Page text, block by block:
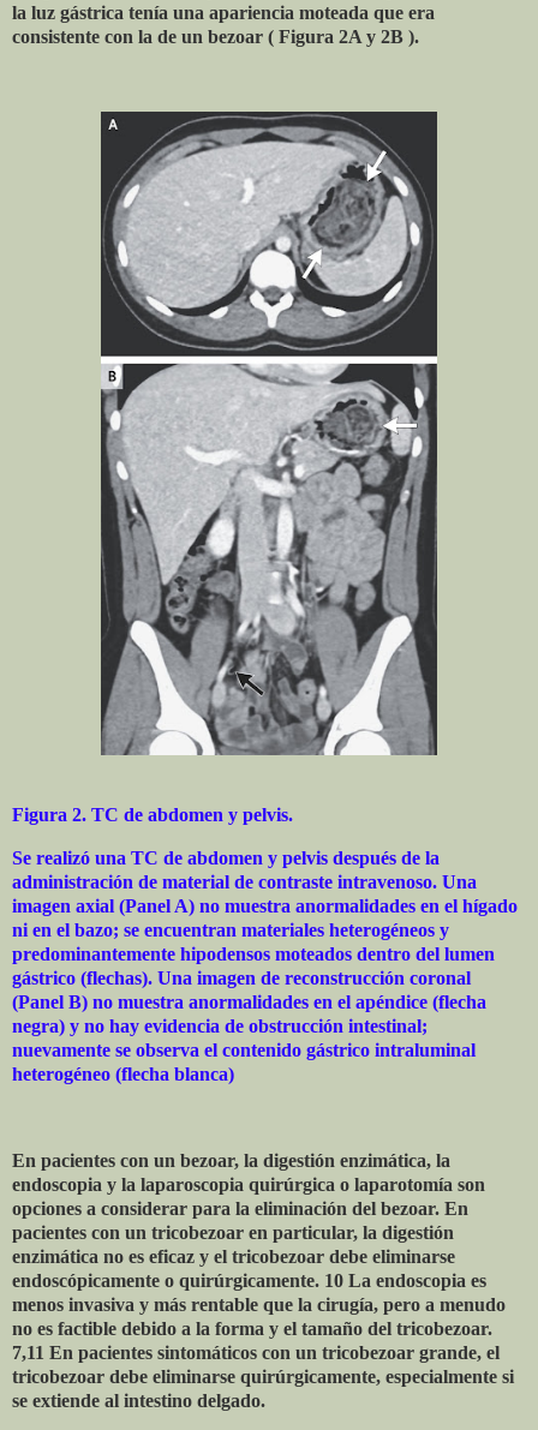
la luz gástrica tenía una apariencia moteada que era
consistente con la de un bezoar ( Figura 2A y 2B ).
Figura 2. TC de abdomen y pelvis.
Se realizó una TC de abdomen y pelvis después de la
administración de material de contraste intravenoso. Una
imagen axial (Panel A) no muestra anormalidades en el hígado
ni en el bazo; se encuentran materiales heterogéneos y
predominantemente hipodensos moteados dentro del lumen
gástrico (flechas). Una imagen de reconstrucción coronal
(Panel B) no muestra anormalidades en el apéndice (flecha
negra) y no hay evidencia de obstrucción intestinal;
nuevamente se observa el contenido gástrico intraluminal
heterogéneo (flecha blanca)
En pacientes con un bezoar, la digestión enzimática, la
endoscopia y la laparoscopia quirúrgica o laparotomía son
opciones a considerar para la eliminación del bezoar. En
pacientes con un tricobezoar en particular, la digestión
enzimática no es eficaz y el tricobezoar debe eliminarse
endoscópicamente o quirúrgicamente. 10 La endoscopia es
menos invasiva y más rentable que la cirugía, pero a menudo
no es factible debido a la forma y el tamaño del tricobezoar.
7,11 En pacientes sintomáticos con un tricobezoar grande, el
tricobezoar debe eliminarse quirúrgicamente, especialmente si
se extiende al intestino delgado.